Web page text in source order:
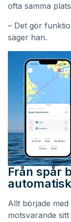
ofta samma
– Det gör
säger han.
Från spår
Allt började
motsvarande